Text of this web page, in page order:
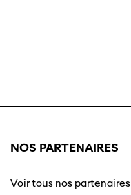
NOS PARTENAIRES
Voir tous nos partenaires